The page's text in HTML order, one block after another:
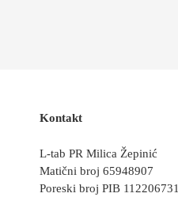
Kontakt
L-tab PR Milica Žepinić
Matični broj 65948907
Poreski broj PIB 112206731